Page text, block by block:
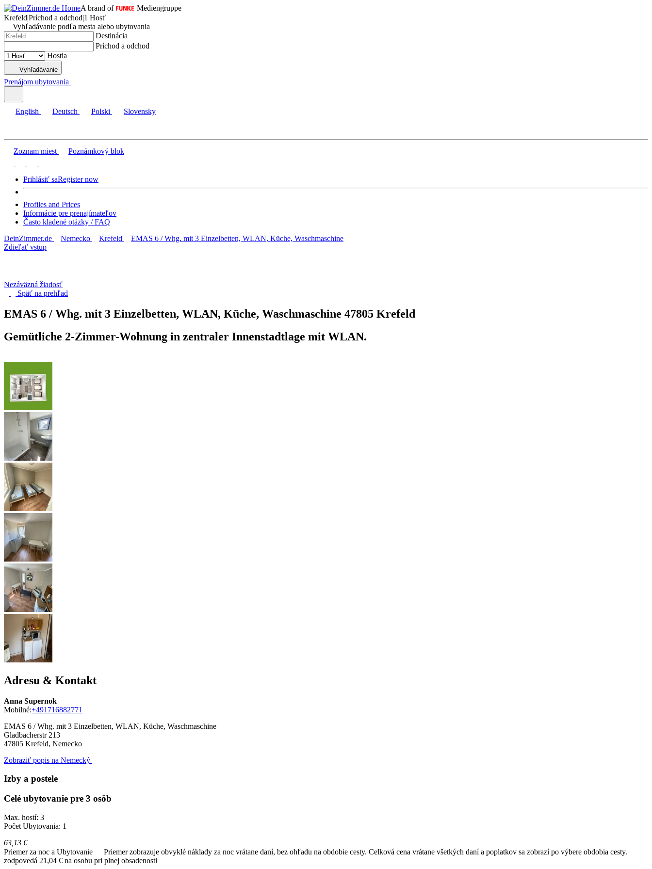
A brand of
Mediengruppe
Krefeld|Príchod a odchod|1 Hosť
Vyhľadávanie podľa mesta alebo ubytovania
Destinácia
Príchod a odchod
Hostia
Vyhľadávanie
Prenájom ubytovania
English Deutsch Polski Slovensky
Zoznam miest Poznámkový blok
Prihlásiť saRegister now
Profiles and Prices
Informácie pre prenajímateľov
Často kladené otázky / FAQ
DeinZimmer.de
Nemecko Krefeld
EMAS 6 / Whg. mit 3 Einzelbetten, WLAN, Küche, Waschmaschine
Zdieľať vstup
Nezáväzná žiadosť
Späť na prehľad
EMAS 6 / Whg. mit 3 Einzelbetten, WLAN, Küche, Waschmaschine 47805 Krefeld
Gemütliche 2-Zimmer-Wohnung in zentraler Innenstadtlage mit WLAN.
Adresu & Kontakt
Anna Supernok
Mobilné:+491716882771
EMAS 6 / Whg. mit 3 Einzelbetten, WLAN, Küche, Waschmaschine
Gladbacherstr 213
47805 Krefeld, Nemecko
Zobraziť popis na Nemecký
Izby a postele
Celé ubytovanie pre 3 osôb
Max. hostí: 3
Počet Ubytovania: 1
63,13 €
Priemer za noc a Ubytovanie
Priemer zobrazuje obvyklé náklady za noc vrátane daní, bez ohľadu na obdobie cesty. Celková cena vrátane všetkých daní a poplatkov sa zobrazí po výbere obdobia cesty.
zodpovedá 21,04 € na osobu pri plnej obsadenosti